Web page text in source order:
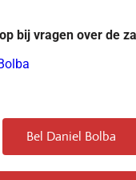
bij vragen over de
Bel Daniel Bolba